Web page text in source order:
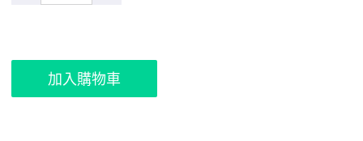
加入購物車